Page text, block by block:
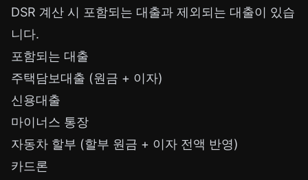
DSR 계산 시 포함되는 대출과 제외되는 대출이 있습
니다.
포함되는 대출
주택담보대출 (원금 + 이자)
신용대출
마이너스 통장
자동차 할부 (할부 원금 + 이자 전액 반영)
카드론